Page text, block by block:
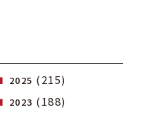
2025 (215)
2023 (188)